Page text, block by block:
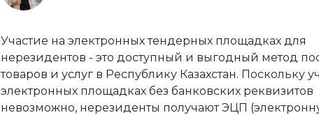
Участие на электронных тендерных площадках для
нерезидентов - это доступный и выгодный метод
товаров и услуг в Республику Казахстан. Поскольку
электронных площадках без банковских реквизитов
невозможно, нерезиденты получают ЭЦП